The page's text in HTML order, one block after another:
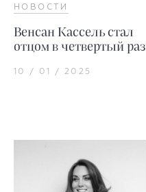
НОВОСТИ
Венсан Кассель стал
отцом в четвертый раз
10 / 01 / 2025